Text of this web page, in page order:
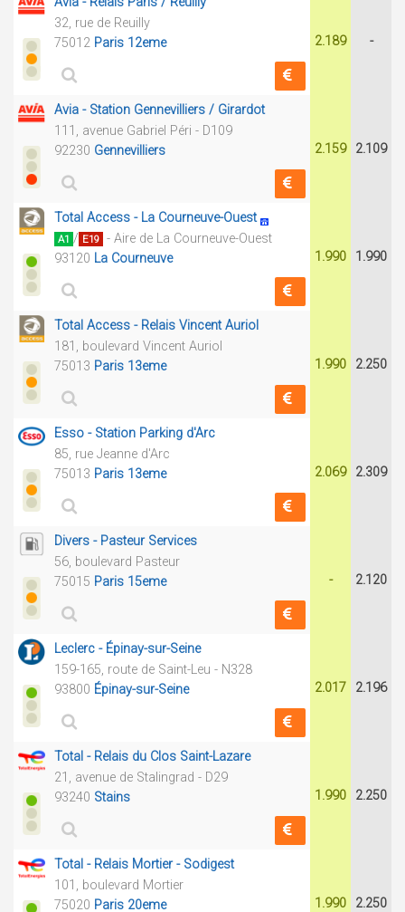
32, rue de Reuilly
75012 Paris 12eme 2.189 -
Avia - Station Gennevilliers / Girardot
111, avenue Gabriel Péri - D109
92230 Gennevilliers 2.159 2.109
Total Access - La Courneuve-Ouest
A1 / E19 - Aire de La Courneuve-Ouest
93120 La Courneuve 1.990 1.990
Total Access - Relais Vincent Auriol
181, boulevard Vincent Auriol
75013 Paris 13eme 1.990 2.250
Esso - Station Parking d'Arc
85, rue Jeanne d'Arc
75013 Paris 13eme 2.069 2.309
Divers - Pasteur Services
56, boulevard Pasteur
75015 Paris 15eme - 2.120
Leclerc - Épinay-sur-Seine
159-165, route de Saint-Leu - N328
93800 Épinay-sur-Seine 2.017 2.196
Total - Relais du Clos Saint-Lazare
21, avenue de Stalingrad - D29
93240 Stains 1.990 2.250
Total - Relais Mortier - Sodigest
101, boulevard Mortier
75020 Paris 20eme 1.990 2.250